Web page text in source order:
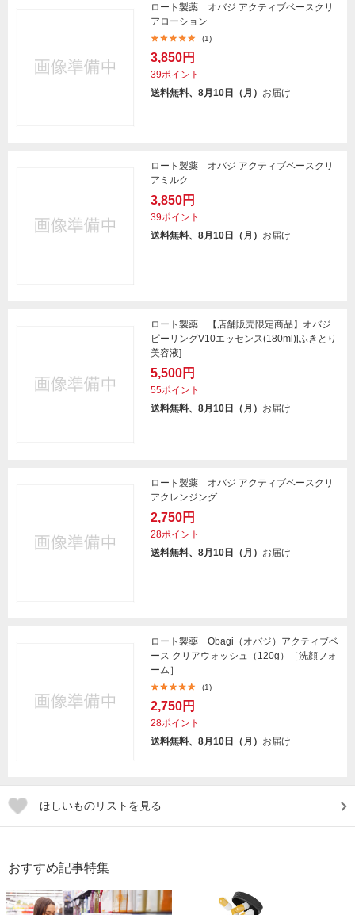
ロート製薬 オバジ アクティブベースクリ
アローション
(1)
3,850円
39ポイント
送料無料、8月10日（月） お届け
ロート製薬 オバジ アクティブベースクリ
アミルク
3,850円
39ポイント
送料無料、8月10日（月） お届け
ロート製薬 【店舗販売限定商品】オバジ
ピーリングV10エッセンス(180ml)[ふきとり
美容液]
5,500円
55ポイント
送料無料、8月10日（月） お届け
ロート製薬 オバジ アクティブベースクリ
アクレンジング
2,750円
28ポイント
送料無料、8月10日（月） お届け
ロート製薬 Obagi（オバジ）アクティブベ
ース クリアウォッシュ（120g）［洗顔フォ
ーム］
(1)
2,750円
28ポイント
送料無料、8月10日（月） お届け
ほしいものリストを見る
おすすめ記事特集